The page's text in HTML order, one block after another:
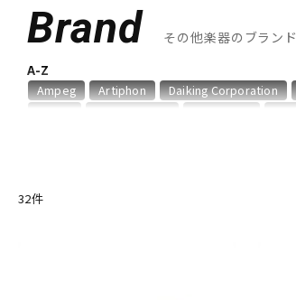
キーボード
Brand その他楽器のブランド
A-Z
Ampeg Artiphon Daiking Corporation
32件